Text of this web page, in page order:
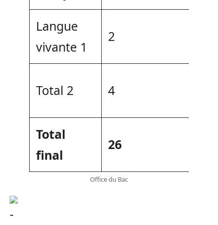
Langue
vivante 1
2
Total 2 4
Total
final
26
Office du Bac